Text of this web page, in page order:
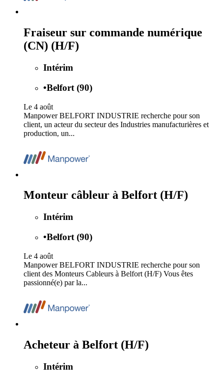
Fraiseur sur commande numérique
(CN) (H/F)
Intérim
•Belfort (90)
Le 4 août
Manpower BELFORT INDUSTRIE recherche pour son
client, un acteur du secteur des Industries manufacturières et
production, un...
Monteur câbleur à Belfort (H/F)
Intérim
•Belfort (90)
Le 4 août
Manpower BELFORT INDUSTRIE recherche pour son
client des Monteurs Cableurs à Belfort (H/F) Vous êtes
passionné(e) par la...
Acheteur à Belfort (H/F)
Intérim